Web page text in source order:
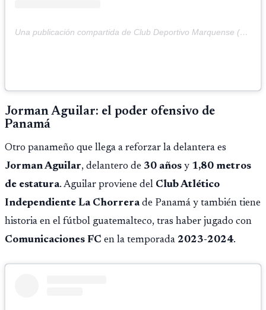
Una publicación compartida de Club Deportivo Marquense (@cdmarquense)
Jorman Aguilar: el poder ofensivo de
Panamá
Otro panameño que llega a reforzar la delantera es
Jorman Aguilar, delantero de 30 años y 1,80 metros
de estatura. Aguilar proviene del Club Atlético
Independiente La Chorrerade Panamá y también tiene
historia en el fútbol guatemalteco, tras haber jugado con
Comunicaciones FC en la temporada 2023-2024.